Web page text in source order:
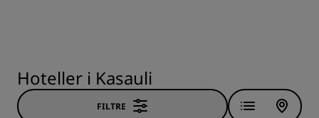
Hoteller i Kasauli
FILTRE